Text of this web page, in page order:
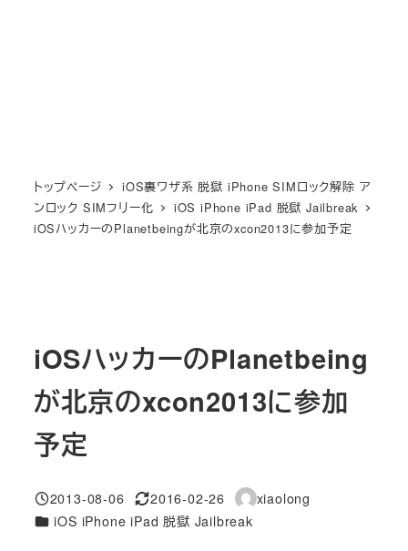
トップページ
iOS裏ワザ系 脱獄 iPhone SIMロック解除 ア
ンロック SIMフリー化
iOS iPhone iPad 脱獄 Jailbreak
iOSハッカーのPlanetbeingが北京のxcon2013に参加予定
iOSハッカーのPlanetbeing
が北京のxcon2013に参加
予定
投稿日
2013-08-06
更新日
2016-02-26
著
者
xiaolong
カテゴリー
iOS iPhone iPad 脱獄 Jailbreak